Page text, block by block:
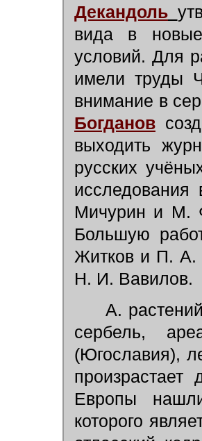
Декандоль
вида в
условий. Для
имели труды
внимание в
Богданов
выходить
русских
Мичурин и М.
Большую
Житков и П. А.
Н. И. Вавилов.
А.
сербель,
(Югославия),
Европы
которого